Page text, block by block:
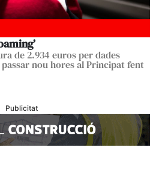
de 2.934 euros per dades
nou hores al Principat fent
Publicitat